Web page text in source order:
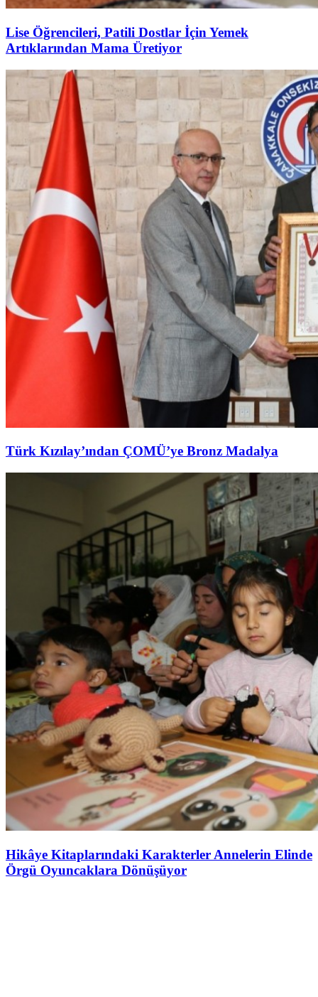
Lise Öğrencileri, Patili Dostlar İçin Yemek
Artıklarından Mama Üretiyor
Türk Kızılay’ından ÇOMÜ’ye Bronz Madalya
Hikâye Kitaplarındaki Karakterler Annelerin Elinde
Örgü Oyuncaklara Dönüşüyor